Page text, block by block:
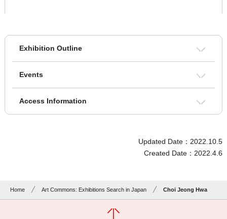
Exhibition Outline
Events
Access Information
Updated Date：2022.10.5
Created Date：2022.4.6
Home Art Commons: Exhibitions Search in Japan Choi Jeong Hwa